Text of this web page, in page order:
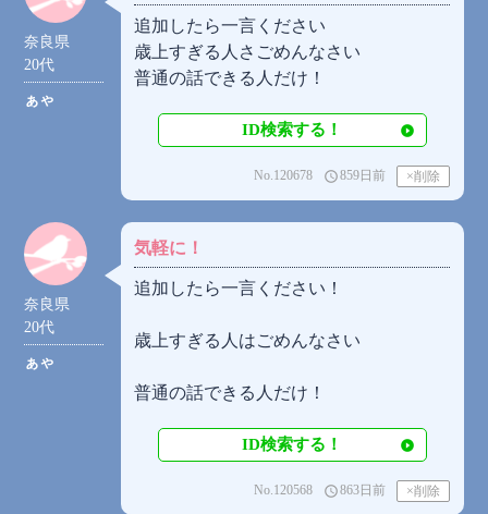
奈良県
20代
ぁゃ
追加したら一言ください
歳上すぎる人さごめんなさい
普通の話できる人だけ！
ID検索する！
access_time859日前
No.120678
奈良県
20代
ぁゃ
気軽に！
追加したら一言ください！
歳上すぎる人はごめんなさい
普通の話できる人だけ！
ID検索する！
access_time863日前
No.120568